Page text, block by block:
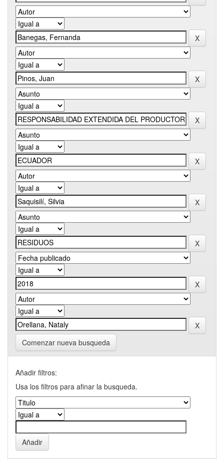
Comenzar nueva busqueda
Añadir filtros:
Usa los filtros para afinar la busqueda.